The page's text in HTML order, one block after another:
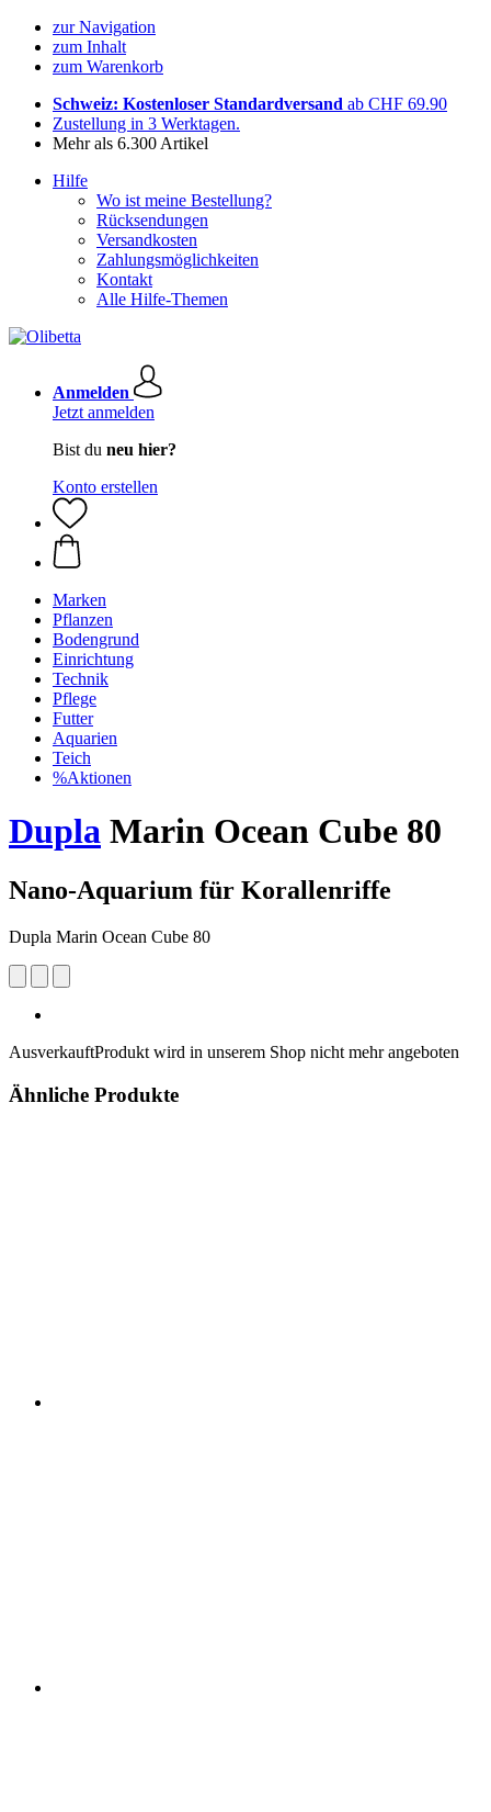
zur Navigation
zum Inhalt
zum Warenkorb
Schweiz: Kostenloser Standardversand ab CHF 69.90
Zustellung in 3 Werktagen.
Mehr als 6.300 Artikel
Hilfe
Wo ist meine Bestellung?
Rücksendungen
Versandkosten
Zahlungsmöglichkeiten
Kontakt
Alle Hilfe-Themen
Anmelden
Jetzt anmelden
Bist du neu hier?
Konto erstellen
Marken
Pflanzen
Bodengrund
Einrichtung
Technik
Pflege
Futter
Aquarien
Teich
%Aktionen
Dupla Marin Ocean Cube 80
Nano-Aquarium für Korallenriffe
Dupla Marin Ocean Cube 80
AusverkauftProdukt wird in unserem Shop nicht mehr angeboten
Ähnliche Produkte